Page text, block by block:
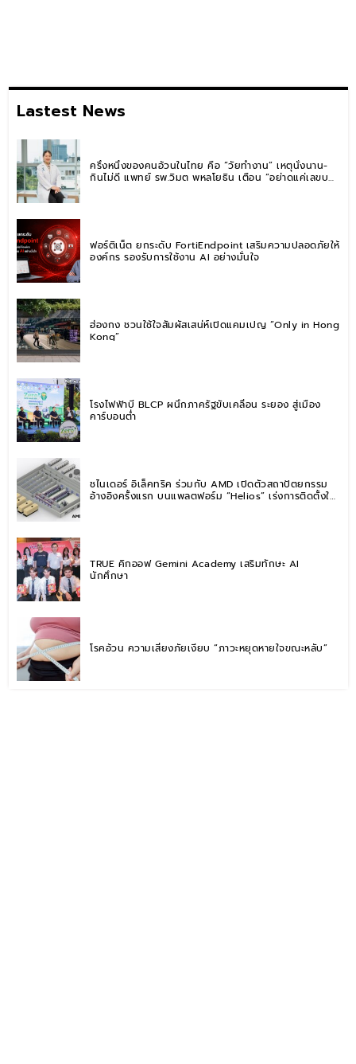
Lastest News
ครึ่งหนึ่งของคนอ้วนในไทย คือ “วัยทำงาน” เหตุนั่งนาน-
กินไม่ดี แพทย์ รพ.วิมุต พหลโยธิน เตือน “อย่าดูแค่เลขบน
ฟอร์ติเน็ต ยกระดับ FortiEndpoint เสริมความปลอดภัยให้
องค์กร รองรับการใช้งาน AI อย่างมั่นใจ
ฮ่องกง ชวนใช้ใจสัมผัสเสน่ห์เปิดแคมเปญ “Only in Hong
Kong”
โรงไฟฟ้าบี BLCP ผนึกภาครัฐขับเคลื่อน ระยอง สู่เมือง
คาร์บอนต่ำ
ชไนเดอร์ อิเล็คทริค ร่วมกับ AMD เปิดตัวสถาปัตยกรรม
อ้างอิงครั้งแรก บนแพลตฟอร์ม “Helios” เร่งการติดตั้งใช้
TRUE คิกออฟ Gemini Academy เสริมทักษะ AI
นักศึกษา
โรคอ้วน ความเสี่ยงภัยเงียบ “ภาวะหยุดหายใจขณะหลับ”